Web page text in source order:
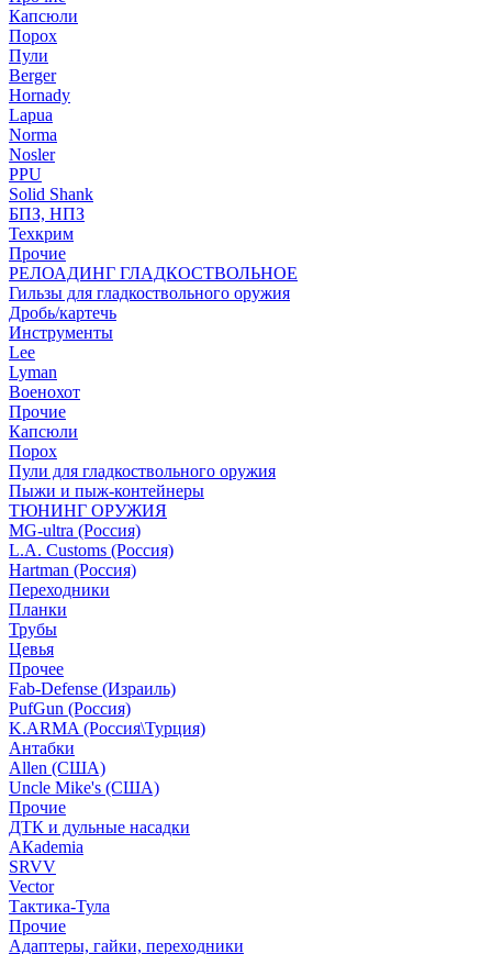
Капсюли
Порох
Пули
Berger
Hornady
Lapua
Norma
Nosler
PPU
Solid Shank
БПЗ, НПЗ
Техкрим
Прочие
РЕЛОАДИНГ ГЛАДКОСТВОЛЬНОЕ
Гильзы для гладкоствольного оружия
Дробь/картечь
Инструменты
Lee
Lyman
Военохот
Прочие
Капсюли
Порох
Пули для гладкоствольного оружия
Пыжи и пыж-контейнеры
ТЮНИНГ ОРУЖИЯ
MG-ultra (Россия)
L.A. Customs (Россия)
Hartman (Россия)
Переходники
Планки
Трубы
Цевья
Прочее
Fab-Defense (Израиль)
PufGun (Россия)
K.ARMA (Россия\Турция)
Антабки
Allen (США)
Uncle Mike's (США)
Прочие
ДТК и дульные насадки
АКademia
SRVV
Vector
Тактика-Тула
Прочие
Адаптеры, гайки, переходники